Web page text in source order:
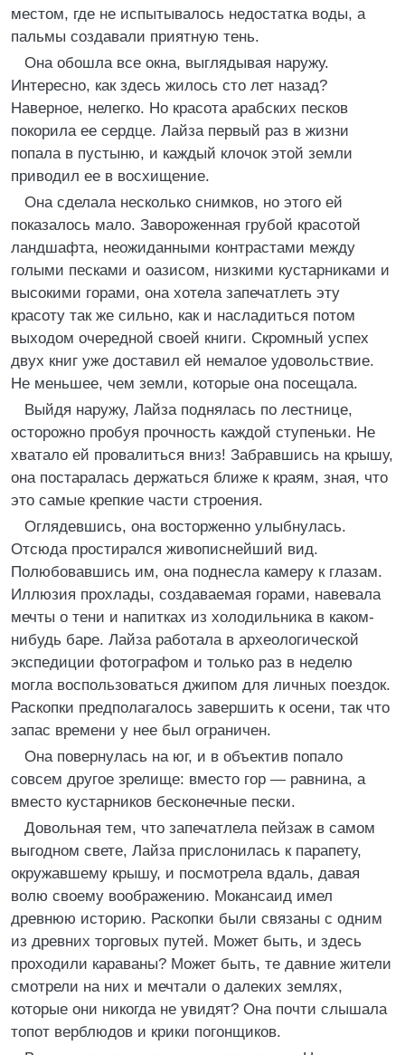
местом, где не испытывалось недостатка воды, а
пальмы создавали приятную тень.
Она обошла все окна, выглядывая наружу.
Интересно, как здесь жилось сто лет назад?
Наверное, нелегко. Но красота арабских песков
покорила ее сердце. Лайза первый раз в жизни
попала в пустыню, и каждый клочок этой земли
приводил ее в восхищение.
Она сделала несколько снимков, но этого ей
показалось мало. Завороженная грубой красотой
ландшафта, неожиданными контрастами между
голыми песками и оазисом, низкими кустарниками и
высокими горами, она хотела запечатлеть эту
красоту так же сильно, как и насладиться потом
выходом очередной своей книги. Скромный успех
двух книг уже доставил ей немалое удовольствие.
Не меньшее, чем земли, которые она посещала.
Выйдя наружу, Лайза поднялась по лестнице,
осторожно пробуя прочность каждой ступеньки. Не
хватало ей провалиться вниз! Забравшись на крышу,
она постаралась держаться ближе к краям, зная, что
это самые крепкие части строения.
Оглядевшись, она восторженно улыбнулась.
Отсюда простирался живописнейший вид.
Полюбовавшись им, она поднесла камеру к глазам.
Иллюзия прохлады, создаваемая горами, навевала
мечты о тени и напитках из холодильника в каком-
нибудь баре. Лайза работала в археологической
экспедиции фотографом и только раз в неделю
могла воспользоваться джипом для личных поездок.
Раскопки предполагалось завершить к осени, так что
запас времени у нее был ограничен.
Она повернулась на юг, и в объектив попало
совсем другое зрелище: вместо гор — равнина, а
вместо кустарников бесконечные пески.
Довольная тем, что запечатлела пейзаж в самом
выгодном свете, Лайза прислонилась к парапету,
окружавшему крышу, и посмотрела вдаль, давая
волю своему воображению. Мокансаид имел
древнюю историю. Раскопки были связаны с одним
из древних торговых путей. Может быть, и здесь
проходили караваны? Может быть, те давние жители
смотрели на них и мечтали о далеких землях,
которые они никогда не увидят? Она почти слышала
топот верблюдов и крики погонщиков.